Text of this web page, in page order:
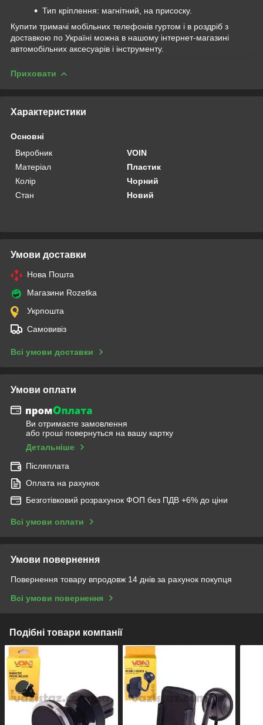
Тип кріплення: магнітний, на присоску.
Купити тримачі мобільних телефонів гуртом і в роздріб з
доставкою по Україні можна в нашому інтернет-магазині
автомобільних аксесуарів і інструменту.
Приховати
Характеристики
Основні
Виробник
VOIN
Матеріал
Пластик
Колір
Чорний
Стан
Новий
Умови доставки
Нова Пошта
Магазини Rozetka
Укрпошта
Самовивіз
Всі умови доставки
Умови оплати
Ви отримаєте замовлення
або гроші повернуться на вашу картку
Детальніше
Післяплата
Оплата на рахунок
Безготівковий розрахунок ФОП без ПДВ +6% до ціни
Всі умови оплати
Умови повернення
Повернення товару впродовж 14 днів за рахунок покупця
Всі умови повернення
Подібні товари компанії